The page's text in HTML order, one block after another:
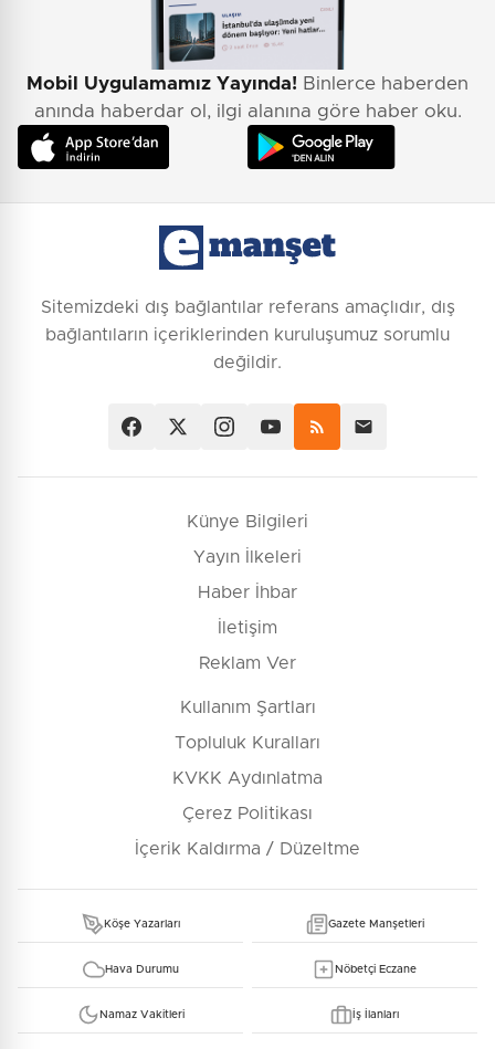
Mobil Uygulamamız Yayında! Binlerce haberden
anında haberdar ol, ilgi alanına göre haber oku.
Sitemizdeki dış bağlantılar referans amaçlıdır, dış
bağlantıların içeriklerinden kuruluşumuz sorumlu
değildir.
Künye Bilgileri
Yayın İlkeleri
Haber İhbar
İletişim
Reklam Ver
Kullanım Şartları
Topluluk Kuralları
KVKK Aydınlatma
Çerez Politikası
İçerik Kaldırma / Düzeltme
Köşe Yazarları Gazete Manşetleri
Hava Durumu Nöbetçi Eczane
Namaz Vakitleri İş İlanları